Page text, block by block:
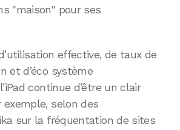
"maison" pour ses
effective, de taux de
et d’éco système
continue d’être un clair
exemple, selon des
sur la fréquentation de sites